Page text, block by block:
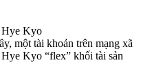
Hye Kyo
một tài khoản trên mạng xã
Kyo “flex” khối tài sản